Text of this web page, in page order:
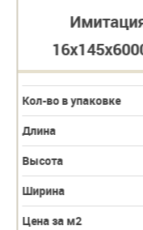
Кол-во в упаковке
Длина
Высота
Ширина
Цена за м2